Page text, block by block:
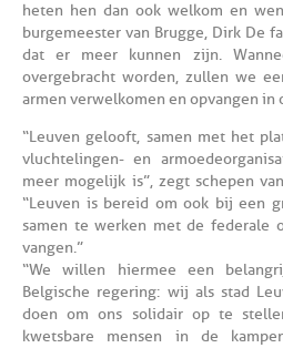
heten hen dan ook welkom en
burgemeester van Brugge, Dirk De
dat er meer kunnen zijn.
overgebracht worden, zullen we
armen verwelkomen en opvangen in
“Leuven gelooft, samen met het
vluchtelingen- en
meer mogelijk is”, zegt schepen
“Leuven is bereid om ook bij een
samen te werken met de federale
vangen.”
“We willen hiermee een
Belgische regering: wij als stad
doen om ons solidair op te
kwetsbare mensen in de